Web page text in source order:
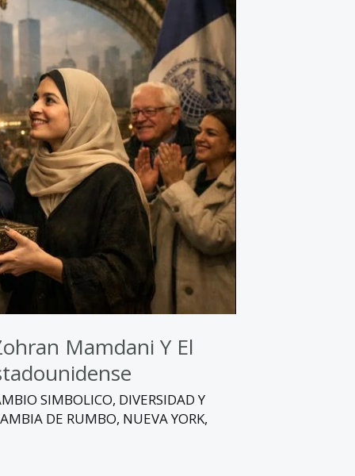
Mamdani Y El
SIMBOLICO, DIVERSIDAD Y
DE RUMBO, NUEVA YORK,